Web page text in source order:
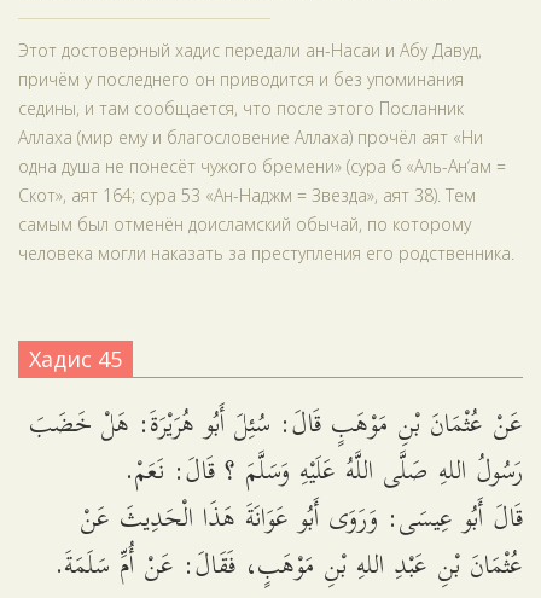
Этот достоверный хадис передали ан-Насаи и Абу Давуд,
причём у последнего он приводится и без упоминания
седины, и там сообщается, что после этого Посланник
Аллаха (мир ему и благословение Аллаха) прочёл аят «Ни
одна душа не понесёт чужого бремени» (сура 6 «Аль-Ан‘ам =
Скот», аят 164; сура 53 «Ан-Наджм = Звезда», аят 38). Тем
самым был отменён доисламский обычай, по которому
человека могли наказать за преступления его родственника.
Хадис 45
عَنْ عُثْمَانَ بْنِ مَوْهَبٍ قَالَ: سُئِلَ أَبُو هُرَيْرَةَ: هَلْ خَضَبَ
رَسُولُ اللهِ صَلَّى اللَّهُ عَلَيْهِ وَسَلَّمَ ؟ قَالَ: نَعَمْ.
قَالَ أَبُو عِيسَى: وَرَوَى أَبُو عَوَانَةَ هَذَا الْحَدِيثَ عَنْ
عُثْمَانَ بْنِ عَبْدِ اللهِ بْنِ مَوْهَبٍ، فَقَالَ: عَنْ أُمِّ سَلَمَةَ.